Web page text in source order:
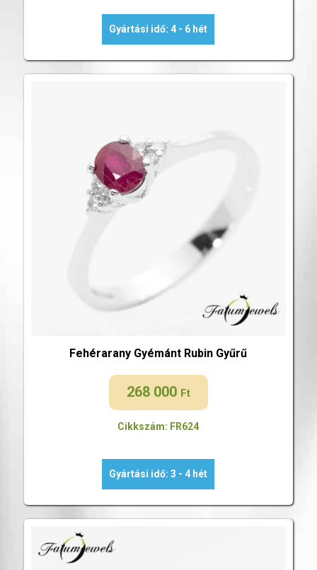
Gyártási idő: 4 - 6 hét
Fehérarany Gyémánt Rubin Gyűrű
268 000 Ft
Cikkszám: FR624
Gyártási idő: 3 - 4 hét